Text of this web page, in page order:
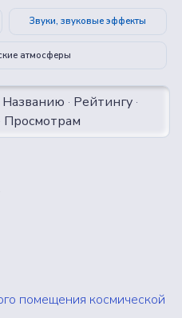
Звуки, звуковые эффекты
атмосферы
Названию · Рейтингу ·
Просмотрам
помещения космической